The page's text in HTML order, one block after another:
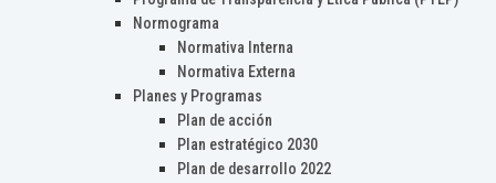
Normograma
Normativa Interna
Normativa Externa
Planes y Programas
Plan de acción
Plan estratégico 2030
Plan de desarrollo 2022